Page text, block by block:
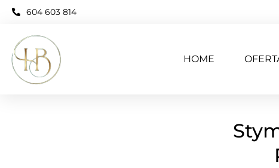
604 603 814
HOME